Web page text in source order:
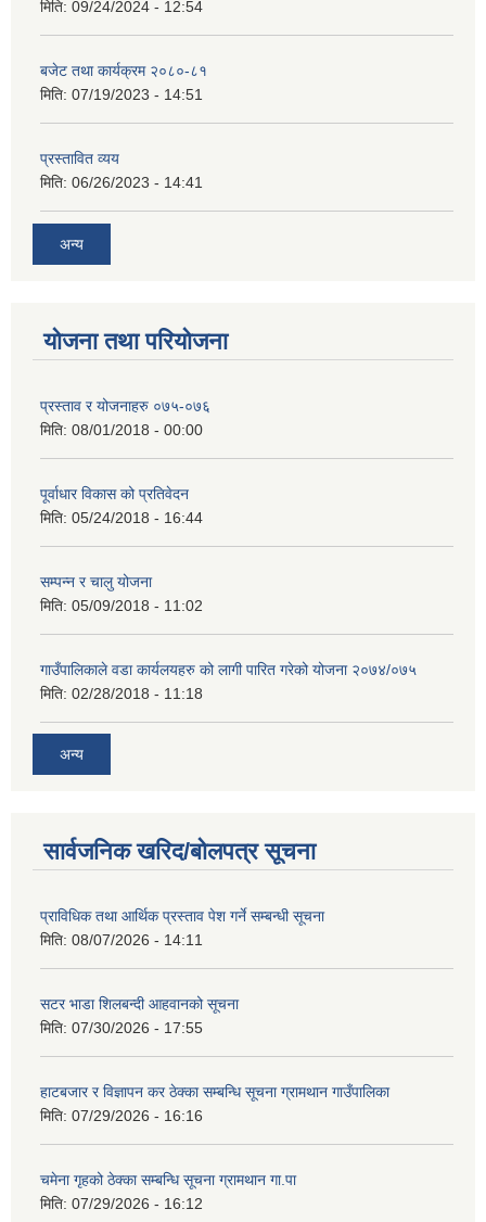
मिति: 09/24/2024 - 12:54
बजेट तथा कार्यक्रम २०८०-८१
मिति: 07/19/2023 - 14:51
प्रस्तावित व्यय
मिति: 06/26/2023 - 14:41
अन्य
योजना तथा परियोजना
प्रस्ताव र योजनाहरु ०७५-०७६
मिति: 08/01/2018 - 00:00
पूर्वाधार विकास को प्रतिवेदन
मिति: 05/24/2018 - 16:44
सम्पन्न र चालु योजना
मिति: 05/09/2018 - 11:02
गाउँपालिकाले वडा कार्यलयहरु को लागी पारित गरेको योजना २०७४/०७५
मिति: 02/28/2018 - 11:18
अन्य
सार्वजनिक खरिद/बोलपत्र सूचना
प्राविधिक तथा आर्थिक प्रस्ताव पेश गर्ने सम्बन्धी सूचना
मिति: 08/07/2026 - 14:11
सटर भाडा शिलबन्दी आहवानको सूचना
मिति: 07/30/2026 - 17:55
हाटबजार र विज्ञापन कर ठेक्का सम्बन्धि सूचना ग्रामथान गाउँपालिका
मिति: 07/29/2026 - 16:16
चमेना गृहको ठेक्का सम्बन्धि सूचना ग्रामथान गा.पा
मिति: 07/29/2026 - 16:12